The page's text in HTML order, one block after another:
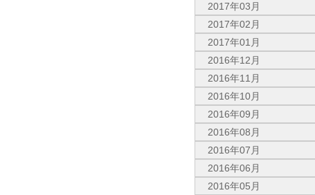
2017年03月
2017年02月
2017年01月
2016年12月
2016年11月
2016年10月
2016年09月
2016年08月
2016年07月
2016年06月
2016年05月